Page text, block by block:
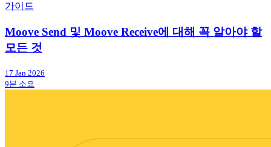
가이드
Moove Send 및 Moove Receive에 대해 꼭 알아야 할
모든 것
17 Jan 2026
9분 소요